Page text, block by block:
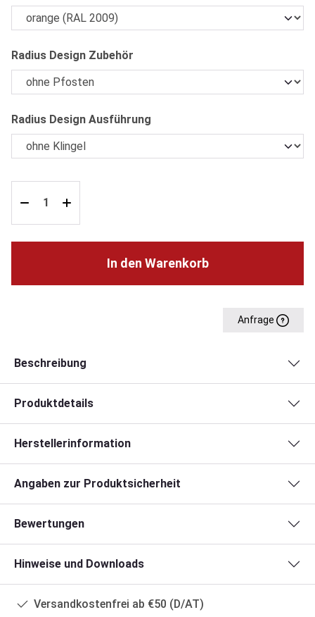
Radius Design Zubehör
Radius Design Ausführung
In den Warenkorb
Anfrage
Beschreibung
Produktdetails
Herstellerinformation
Angaben zur Produktsicherheit
Bewertungen
Hinweise und Downloads
Versandkostenfrei ab €50 (D/AT)